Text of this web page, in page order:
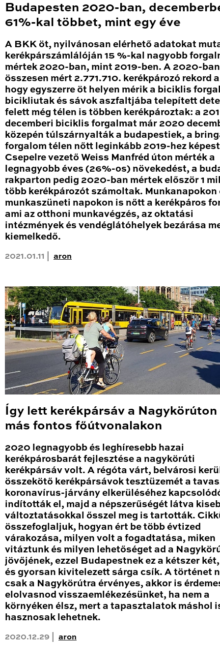
Budapesten 2020-ban,
61%-kal többet, mint egy éve
A BKK öt, nyilvánosan elérhető adatokat
kerékpárszámlálóján 15 %-kal nagyobb
mértek 2020-ban, mint 2019-ben. A 2020-ban
összesen mért 2.771.710. kerékpározó rekord
hogy egyszerre öt helyen mérik a biciklis
bicikliutak és sávok aszfaltjába telepített
felett még télen is többen kerékpároztak: a
decemberi biciklis forgalmat már 2020
közepén túlszárnyalták a budapestiek, a
forgalom télen nőtt leginkább 2019-hez
Csepelre vezető Weiss Manfréd úton mérték a
legnagyobb éves (26%-os) növekedést, a
rakparton pedig 2020-ban mértek először 1
több kerékpározót számoltak. Munkanapokon
munkaszüneti napokon is nőtt a kerékpáros
ami az otthoni munkavégzés, az oktatási
intézmények és vendéglátóhelyek bezárása
kiemelkedő.
2021.01.11 | aron
Így lett kerékpársáv a Nagykörúton
más fontos főútvonalakon
2020 legnagyobb és leghíresebb hazai
kerékpárosbarát fejlesztése a nagykörúti
kerékpársáv volt. A régóta várt, belvárosi
összekötő kerékpársávok tesztüzemét a
koronavírus-járvány elkerüléséhez
indították el, majd a népszerűségét látva
változtatásokkal ősszel meg is tartották.
összefoglaljuk, hogyan ért be több évtized
várakozása, milyen volt a fogadtatása, miken
vitáztunk és milyen lehetőséget ad a
jövőjének, ezzel Budapestnek ez a kétszer
és gyorsan kivitelezett sárga csík. A történet
csak a Nagykörútra érvényes, akkor is
elolvasnod visszaemlékezésünket, ha nem a
környéken élsz, mert a tapasztalatok máshol
hasznosak lehetnek.
2020.12.29 | aron